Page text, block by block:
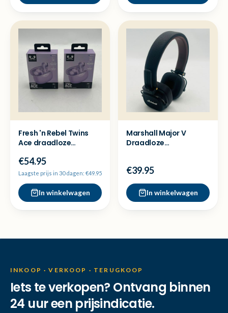
Fresh 'n Rebel Twins
Ace draadloze
sealed
€54.95
Laagste prijs in 30 dagen: €49.95
In winkelwagen
Marshall Major V
Draadloze
€39.95
In winkelwagen
INKOOP · VERKOOP · TERUGKOOP
Iets te verkopen? Ontvang binnen
24 uur een prijsindicatie.